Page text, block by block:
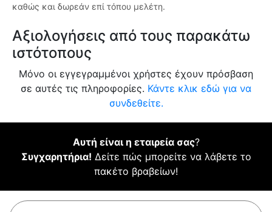
καθώς και δωρεάν επί τόπου μελέτη.
Αξιολογήσεις από τους παρακάτω
ιστότοπους
Μόνο οι εγγεγραμμένοι χρήστες έχουν πρόσβαση
σε αυτές τις πληροφορίες. Κάντε κλικ εδώ για να
συνδεθείτε.
Αυτή είναι η εταιρεία σας?
Συγχαρητήρια! Δείτε πώς μπορείτε να λάβετε το
πακέτο βραβείων!